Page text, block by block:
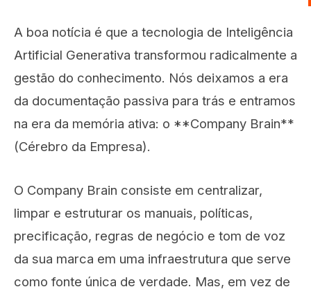
A boa notícia é que a tecnologia de Inteligência
Artificial Generativa transformou radicalmente a
gestão do conhecimento. Nós deixamos a era
da documentação passiva para trás e entramos
na era da memória ativa: o **Company Brain**
(Cérebro da Empresa).
O Company Brain consiste em centralizar,
limpar e estruturar os manuais, políticas,
precificação, regras de negócio e tom de voz
da sua marca em uma infraestrutura que serve
como fonte única de verdade. Mas, em vez de